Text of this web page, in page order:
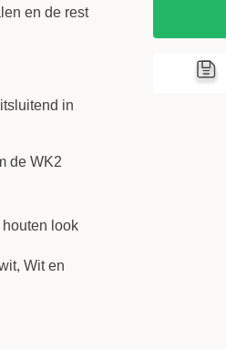
en de rest
in
de WK2
look
Wit en